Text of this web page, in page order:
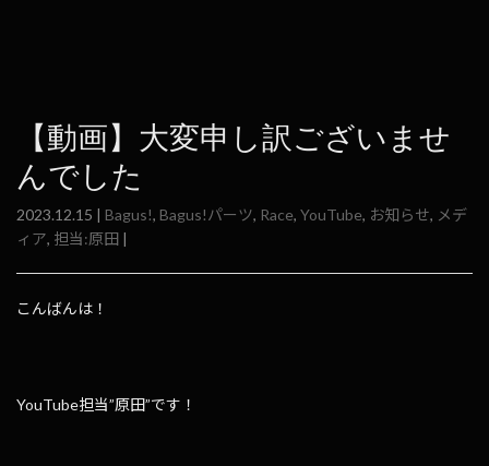
【動画】大変申し訳ございませ
んでした
2023.12.15 | Bagus!, Bagus!パーツ, Race, YouTube, お知らせ, メデ
ィア, 担当:原田 |
こんばんは！
YouTube担当”原田”です！